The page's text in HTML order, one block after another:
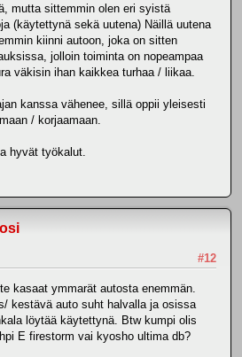
mutta sittemmin olen eri syistä
(käytettynä sekä uutena) Näillä uutena
kiinni autoon, joka on sitten
jolloin toiminta on nopeampaa
väkisin ihan kaikkea turhaa / liikaa.
kanssa vähenee, sillä oppii yleisesti
/ korjaamaan.
hyvät työkalut.
#12
kasaat ymmarät autosta enemmän.
kestävä auto suht halvalla ja osissa
löytää käytettynä. Btw kumpi olis
E firestorm vai kyosho ultima db?